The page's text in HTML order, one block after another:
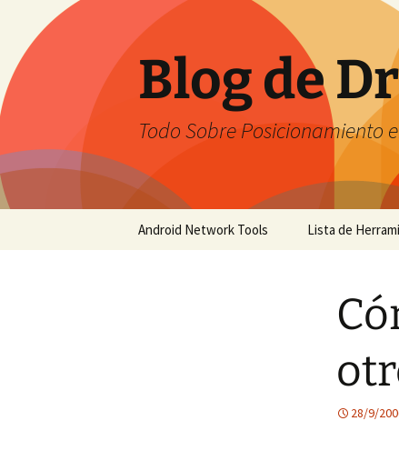
contenido
Blog de
Todo Sobre Posicionamiento
Android Network Tools Lista de
28/9/